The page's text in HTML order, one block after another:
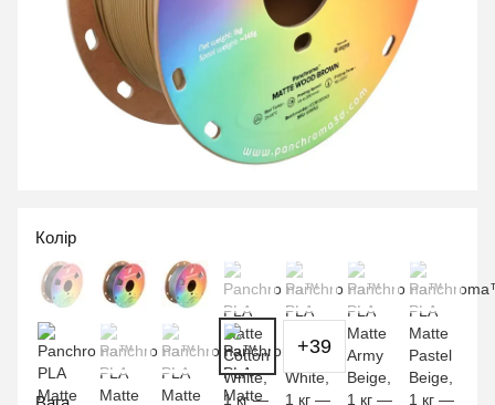
Колір
+39